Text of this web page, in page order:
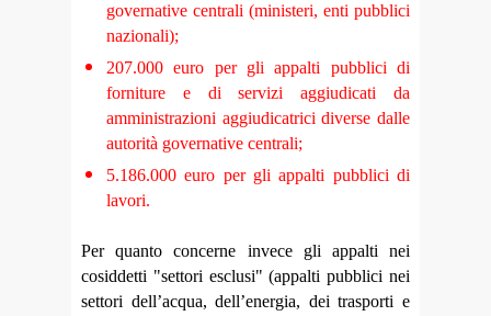
governative centrali (ministeri, enti pubblici
nazionali);
207.000 euro per gli appalti pubblici di
forniture e di servizi aggiudicati da
amministrazioni aggiudicatrici diverse dalle
autorità governative centrali;
5.186.000 euro per gli appalti pubblici di
lavori.
Per quanto concerne invece gli appalti nei
cosiddetti "settori esclusi" (appalti pubblici nei
settori dell’acqua, dell’energia, dei trasporti e